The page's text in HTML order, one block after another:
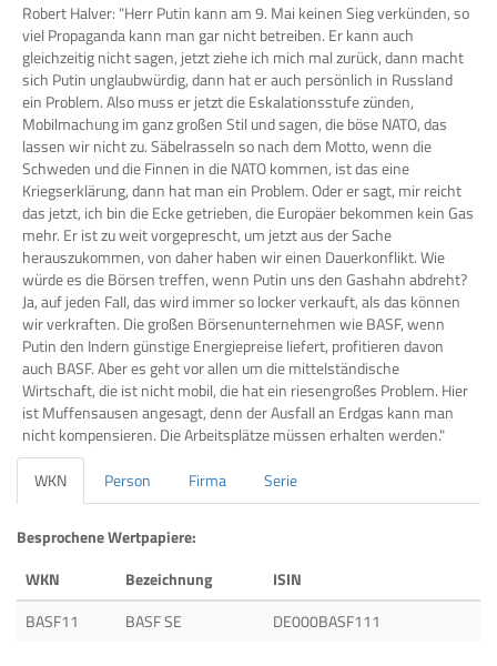
Robert Halver: "Herr Putin kann am 9. Mai keinen Sieg verkünden, so
viel Propaganda kann man gar nicht betreiben. Er kann auch
gleichzeitig nicht sagen, jetzt ziehe ich mich mal zurück, dann macht
sich Putin unglaubwürdig, dann hat er auch persönlich in Russland
ein Problem. Also muss er jetzt die Eskalationsstufe zünden,
Mobilmachung im ganz großen Stil und sagen, die böse NATO, das
lassen wir nicht zu. Säbelrasseln so nach dem Motto, wenn die
Schweden und die Finnen in die NATO kommen, ist das eine
Kriegserklärung, dann hat man ein Problem. Oder er sagt, mir reicht
das jetzt, ich bin die Ecke getrieben, die Europäer bekommen kein Gas
mehr. Er ist zu weit vorgeprescht, um jetzt aus der Sache
herauszukommen, von daher haben wir einen Dauerkonflikt. Wie
würde es die Börsen treffen, wenn Putin uns den Gashahn abdreht?
Ja, auf jeden Fall, das wird immer so locker verkauft, als das können
wir verkraften. Die großen Börsenunternehmen wie BASF, wenn
Putin den Indern günstige Energiepreise liefert, profitieren davon
auch BASF. Aber es geht vor allen um die mittelständische
Wirtschaft, die ist nicht mobil, die hat ein riesengroßes Problem. Hier
ist Muffensausen angesagt, denn der Ausfall an Erdgas kann man
nicht kompensieren. Die Arbeitsplätze müssen erhalten werden."
WKN
Person Firma Serie
Besprochene Wertpapiere:
WKN
Bezeichnung
ISIN
BASF11
BASF SE DE000BASF111